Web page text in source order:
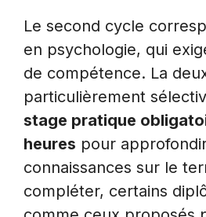
Le second cycle
en psychologie, qui
de compétence. La
particulièrement
stage pratique
heures pour
connaissances sur le
compléter, certains